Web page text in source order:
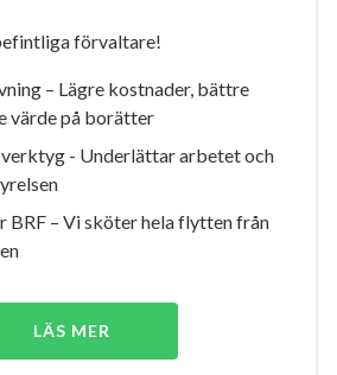
förvaltare!
– Lägre kostnader, bättre
värde på borätter
- Underlättar arbetet och
BRF – Vi sköter hela flytten från
LÄS MER